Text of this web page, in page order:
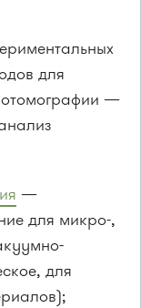
для
—
—
для микро-,
для